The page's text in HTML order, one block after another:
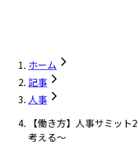
ホーム
記事
人事
【働き方】人事サミッ
考える～